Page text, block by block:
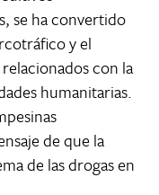
se ha convertido
y el
con la
humanitarias.
de que la
de las drogas en